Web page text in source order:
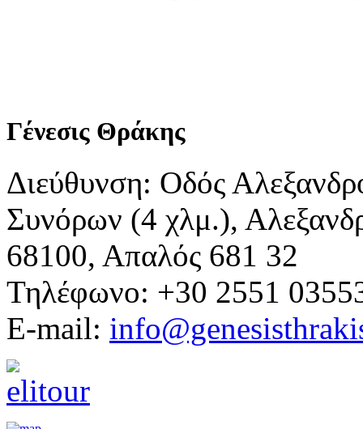
Γένεσις Θράκης
Διεύθυνση: Οδός
Συνόρων (4 χλμ.),
68100, Απαλός 681 32
Τηλέφωνο: +30 2551
E-mail: